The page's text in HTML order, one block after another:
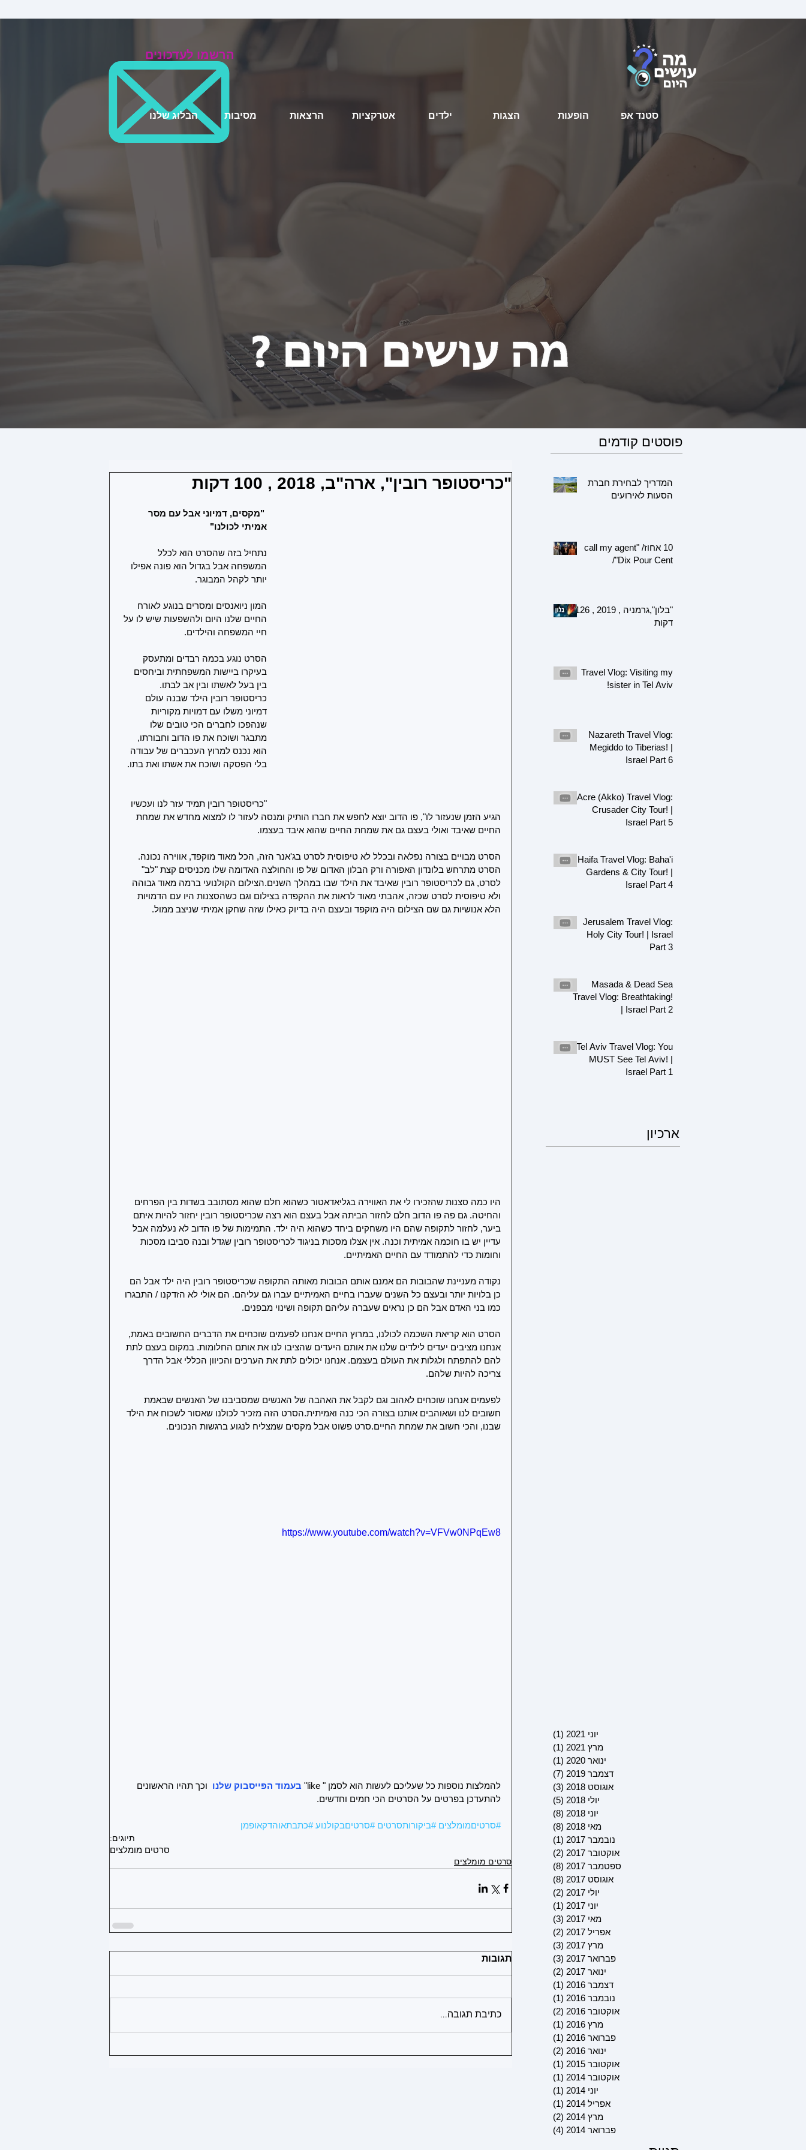
הרשמו לעדכונים
סטנד אפ הופעות הצגות ילדים אטרקציות הרצאות מסיבות הבלוג שלנו
פוסטים קודמים
"כריסטופר רובין", ארה"ב, 2018 , 100 דקות
"מקסים, דמיוני אבל עם מסר
אמיתי לכולנו"
נתחיל בזה שהסרט הוא לכלל
המשפחה אבל בגדול הוא פונה אפילו
יותר לקהל המבוגר.
המון ניואנסים ומסרים בנוגע לאורח
החיים שלנו היום ולהשפעות שיש לו על
חיי המשפחה והילדים.
הסרט נוגע בכמה רבדים ומתעסק
בעיקרו ביישות המשפחתית וביחסים
בין בעל לאשתו ובין אב לבתו.
כריסטופר רובין הילד שבנה עולם
דמיוני משלו עם דמויות מקוריות
שנהפכו לחברים הכי טובים שלו
מתבגר ושוכח את פו הדוב וחבורתו,
הוא נכנס למרוץ העכברים של עבודה
בלי הפסקה ושוכח את אשתו ואת בתו.
"כריסטופר רובין תמיד עזר לנו ועכשיו
הגיע הזמן שנעזור לו", פו הדוב יוצא לחפש את חברו הותיק ומנסה לעזור לו למצוא מחדש את שמחת
החיים שאיבד ואולי בעצם גם את שמחת החיים שהוא איבד בעצמו.
הסרט מבויים בצורה נפלאה ובכלל לא טיפוסית לסרט בג'אנר הזה, הכל מאוד מוקפד, אווירה נכונה.
הסרט מתרחש בלונדון האפורה ורק הבלון האדום של פו והחולצה האדומה שלו מכניסים קצת "לב"
לסרט, גם לכריסטופר רובין שאיבד את הילד שבו במהלך השנים.הצילום הקולנועי ברמה מאוד גבוהה
ולא טיפוסית לסרט שכזה, אהבתי מאוד לראות את ההקפדה בצילום וגם כשהסצנות היו עם הדמויות
הלא אנושיות גם שם הצילום היה מוקפד ובעצם היה בדיוק כאילו שזה שחקן אמיתי שניצב ממול.
היו כמה סצנות שהזכירו לי את האווירה בגליאדאטור כשהוא חלם שהוא מסתובב בשדות בין הפרחים
והחיטה. גם פה פו הדוב חלם לחזור הביתה אבל בעצם הוא רצה שכריסטופר רובין יחזור להיות איתם
ביער, לחזור לתקופה שהם היו משחקים ביחד כשהוא היה ילד. התמימות של פו הדוב לא נעלמה אבל
עדיין יש בו חוכמה אמיתית וכנה. אין אצלו מסכות בניגוד לכריסטופר רובין שגדל ובנה סביבו מסכות
וחומות כדי להתמודד עם החיים האמיתיים.
נקודה מעניינת שהבובות הם אמנם אותם הבובות מאותה התקופה שכריסטופר רובין היה ילד אבל הם
כן בלויות יותר ובעצם כל השנים שעברו בחיים האמיתיים עברו גם עליהם. הם אולי לא הזדקנו / התבגרו
כמו בני האדם אבל הם כן נראים שעברה עליהם תקופה ושינוי מבפנים.
הסרט הוא קריאת השכמה לכולנו, במרוץ החיים אנחנו לפעמים שוכחים את הדברים החשובים באמת,
אנחנו מציבים יעדים לילדים שלנו את אותם היעדים שהציבו לנו את אותם החלומות. במקום בעצם לתת
להם להתפתח ולגלות את העולם בעצמם. אנחנו יכולים לתת את הערכים והכיוון הכללי אבל הדרך
צריכה להיות שלהם.
לפעמים אנחנו שוכחים לאהוב וגם לקבל את האהבה של האנשים שמסביבנו של האנשים שבאמת
חשובים לנו ושאוהבים אותנו בצורה הכי כנה ואמיתית.הסרט הזה מזכיר לכולנו שאסור לשכוח את הילד
שבנו, והכי חשוב את שמחת החיים.סרט פשוט אבל מקסים שמצליח לנגוע ברגשות הנכונים.
https://www.youtube.com/watch?v=VFVw0NPqEw8
להמלצות נוספות כל שעליכם לעשות הוא לסמן " like" בעמוד הפייסבוק שלנו וכך תהיו הראשונים
להתעדכן בפרטים על הסרטים הכי חמים וחדשים.
#סרטיםמומלצים #ביקורותסרטים #סרטיםבקולנוע #כתבתאוהדקאופמן
תיוגים:
סרטים מומלצים
סרטים מומלצים
תגובות
כתיבת תגובה...
המדריך לבחירת חברת
הסעות לאירועים
10 אחוז/ "call my agent
/"Dix Pour Cent
"בלון",גרמניה , 2019 , 126
דקות
Travel Vlog: Visiting my
sister in Tel Aviv!
Nazareth Travel Vlog:
Megiddo to Tiberias! |
Israel Part 6
Acre (Akko) Travel Vlog:
Crusader City Tour! |
Israel Part 5
Haifa Travel Vlog: Baha'i
Gardens & City Tour! |
Israel Part 4
Jerusalem Travel Vlog:
Holy City Tour! | Israel
Part 3
Masada & Dead Sea
Travel Vlog: Breathtaking!
| Israel Part 2
Tel Aviv Travel Vlog: You
MUST See Tel Aviv! |
Israel Part 1
ארכיון
יוני 2021 (1)
מרץ 2021
(1)
ינואר 2020
(1)
דצמבר 2019
(7)
אוגוסט 2018
(3)
יולי 2018
(5)
יוני 2018
(8)
מאי 2018
(8)
נובמבר 2017
(1)
אוקטובר 2017
(2)
ספטמבר 2017
(8)
אוגוסט 2017
(8)
יולי 2017
(2)
יוני 2017
(1)
מאי 2017
(3)
אפריל 2017
(2)
מרץ 2017
(3)
פברואר 2017
(3)
ינואר 2017
(2)
דצמבר 2016
(1)
נובמבר 2016
(1)
אוקטובר 2016
(2)
מרץ 2016
(1)
פברואר 2016
(1)
ינואר 2016
(2)
אוקטובר 2015
(1)
אוקטובר 2014
(1)
יוני 2014
(1)
אפריל 2014
(1)
מרץ 2014
(2)
פברואר 2014
(4)